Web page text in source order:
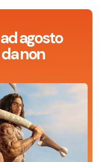
agosto
non